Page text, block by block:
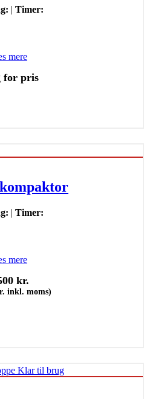
| Timer:
mere
for pris
| Timer:
mere
kr.
inkl. moms)